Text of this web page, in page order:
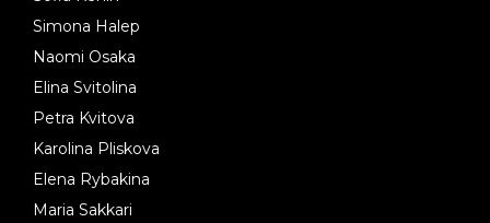
Simona Halep
Naomi Osaka
Elina Svitolina
Petra Kvitova
Karolina Pliskova
Elena Rybakina
Maria Sakkari